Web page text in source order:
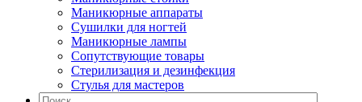
Маникюрные аппараты
Сушилки для ногтей
Маникюрные лампы
Сопутствующие товары
Стерилизация и дезинфекция
Стулья для мастеров